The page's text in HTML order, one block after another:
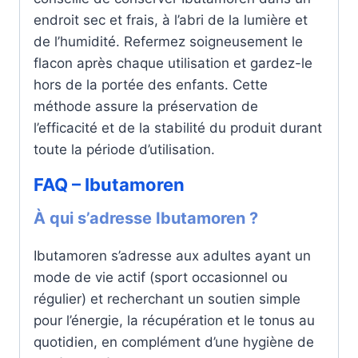
endroit sec et frais, à l’abri de la lumière et
de l’humidité. Refermez soigneusement le
flacon après chaque utilisation et gardez-le
hors de la portée des enfants. Cette
méthode assure la préservation de
l’efficacité et de la stabilité du produit durant
toute la période d’utilisation.
FAQ – Ibutamoren
À qui s’adresse Ibutamoren ?
Ibutamoren s’adresse aux adultes ayant un
mode de vie actif (sport occasionnel ou
régulier) et recherchant un soutien simple
pour l’énergie, la récupération et le tonus au
quotidien, en complément d’une hygiène de